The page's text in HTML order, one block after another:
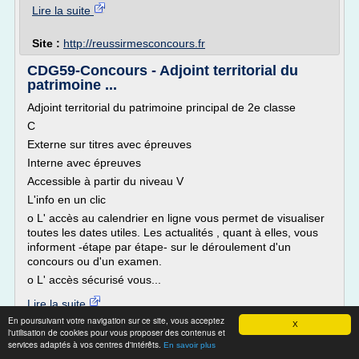
X
En poursuivant votre navigation sur ce site, vous acceptez
l'utilisation de cookies pour vous proposer des contenus et
services adaptés à vos centres d'intérêts. En savoir plus
Lire la suite
Site : http://reussirmesconcours.fr
CDG59-Concours - Adjoint territorial du
patrimoine ...
Adjoint territorial du patrimoine principal de 2e classe
C
Externe sur titres avec épreuves
Interne avec épreuves
Accessible à partir du niveau V
L'info en un clic
o L' accès au calendrier en ligne vous permet de visualiser
toutes les dates utiles. Les actualités , quant à elles, vous
informent -étape par étape- sur le déroulement d'un
concours ou d'un examen.
o L' accès sécurisé vous...
Lire la suite
Site :http://www.cdg59.fr